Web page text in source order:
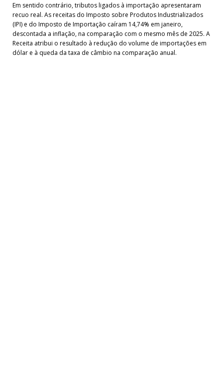
Em sentido contrário, tributos ligados à importação apresentaram
recuo real. As receitas do Imposto sobre Produtos Industrializados
(IPI) e do Imposto de Importação caíram 14,74% em janeiro,
descontada a inflação, na comparação com o mesmo mês de 2025. A
Receita atribui o resultado à redução do volume de importações em
dólar e à queda da taxa de câmbio na comparação anual.